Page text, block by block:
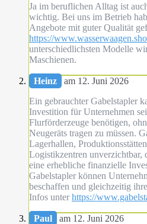
Ja im beruflichen Alltag ist
wichtig. Bei uns im Betrieb
Angebote mit guter Qualität
https://
unterschiedlichsten Modelle
Maschienen.
Heinz
am 12. Juni 2026
Ein gebrauchter Gabelstapler
Investition für Unternehmen
Flurförderzeuge benötigen,
Neugeräts tragen zu müssen.
Lagerhallen,
Logistikzentren unverzichtbar,
eine erhebliche finanzielle
Gabelstapler können
beschaffen und gleichzeitig
Infos unter https://
Paul
am 12. Juni 2026